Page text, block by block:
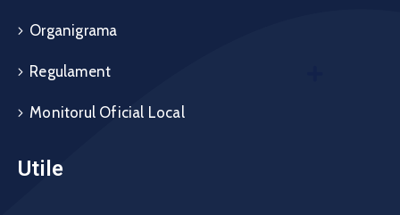
Organigrama
Regulament
Monitorul Oficial Local
Utile